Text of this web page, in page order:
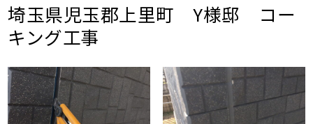
埼玉県児玉郡上里町 Y様邸 コー
キング工事